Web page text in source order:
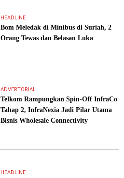
HEADLINE
Bom Meledak di Minibus di Suriah, 2
Orang Tewas dan Belasan Luka
ADVERTORIAL
Telkom Rampungkan Spin-Off InfraCo
Tahap 2, InfraNexia Jadi Pilar Utama
Bisnis Wholesale Connectivity
HEADLINE